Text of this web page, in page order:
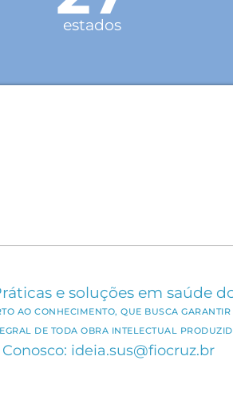
estados
e soluções em saúde
AO CONHECIMENTO, QUE BUSCA
DE TODA OBRA INTELECTUAL
Conosco: ideia.sus@fiocruz.br